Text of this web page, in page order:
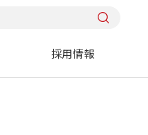
採用情報